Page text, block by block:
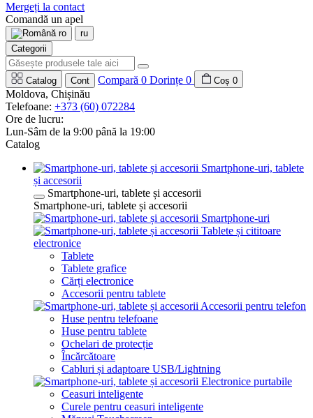
Mergeți la contact
Comandă un apel
ro
ru
Categorii
Catalog Cont Compară 0 Dorințe 0 Coș 0
Moldova, Chișinău
Telefoane: +373 (60) 072284
Ore de lucru:
Lun-Sâm de la 9:00 până la 19:00
Catalog
Smartphone-uri, tablete
și accesorii
Smartphone-uri, tablete și accesorii
Smartphone-uri, tablete și accesorii
Smartphone-uri
Tablete și cititoare
electronice
Tablete
Tablete grafice
Cărți electronice
Accesorii pentru tablete
Accesorii pentru telefon
Huse pentru telefoane
Huse pentru tablete
Ochelari de protecție
Încărcătoare
Cabluri și adaptoare USB/Lightning
Electronice purtabile
Ceasuri inteligente
Curele pentru ceasuri inteligente